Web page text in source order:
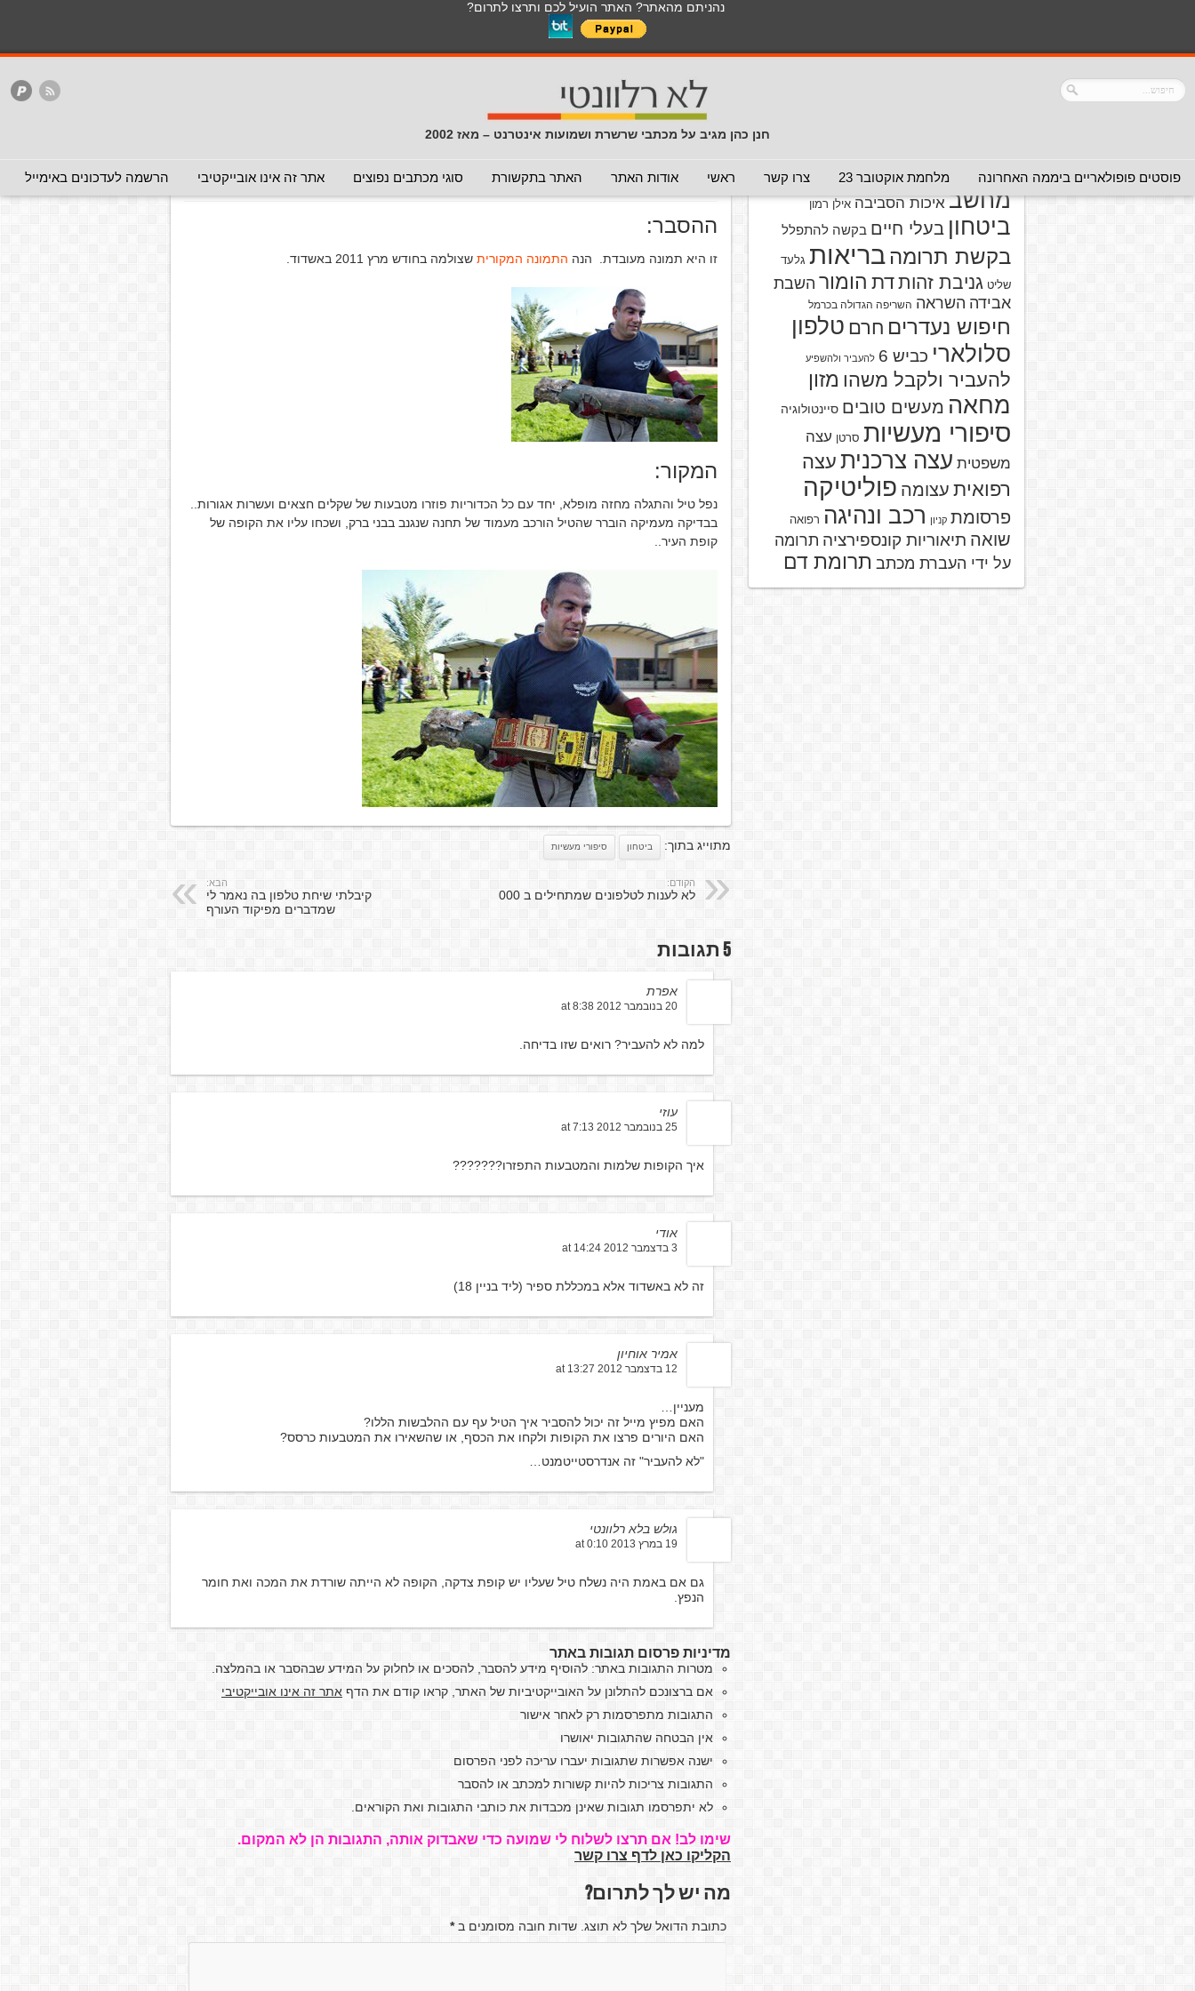
נהניתם מהאתר? האתר הועיל לכם ותרצו לתרום?
חנן כהן מגיב על מכתבי שרשרת ושמועות אינטרנט – מאז 2002
פוסטים פופולאריים ביממה האחרונה מלחמת אוקטובר 23 צרו קשר ראשי אודות האתר האתר בתקשורת סוגי מכתבים נפוצים אתר זה אינו אובייקטיבי הרשמה לעדכונים באימייל
לכל התכנים באתר בנושא נגיף הקורונה
כללי מכתב חוזר מכתבים נפוצים המלצה - לא להעביר המלצה - אפשר להעביר
המלצה - לכאן ולכאן
הנך כאן:דף הבית/המלצה - לא להעביר/טיל עם קופות צדקה
ההסבר:
זו היא תמונה מעובדת. הנה התמונה המקורית שצולמה בחודש מרץ 2011 באשדוד.
המקור:
נפל טיל והתגלה מחזה מופלא, יחד עם כל הכדוריות פוזרו מטבעות של שקלים חצאים ועשרות אגורות..
בבדיקה מעמיקה הוברר שהטיל הורכב מעמוד של תחנה שנגנב בבני ברק, ושכחו עליו את הקופה של
קופת העיר..
מתוייג בתוך: ביטחון סיפורי מעשיות
הקודם:
לא לענות לטלפונים שמתחילים ב 000
הבא:
קיבלתי שיחת טלפון בה נאמר לי
שמדברים מפיקוד העורף
5 תגובות
אפרת
20 בנובמבר 2012 at 8:38
למה לא להעביר? רואים שזו בדיחה.
עוזי
25 בנובמבר 2012 at 7:13
איך הקופות שלמות והמטבעות התפזרו???????
אודי
3 בדצמבר 2012 at 14:24
זה לא באשדוד אלא במכללת ספיר (ליד בניין 18)
אמיר אוחיון
12 בדצמבר 2012 at 13:27
מעניין…
האם מפיץ מייל זה יכול להסביר איך הטיל עף עם ההלבשות הללו?
האם היורים פרצו את הקופות ולקחו את הכסף, או שהשאירו את המטבעות כרסס?
"לא להעביר" זה אנדרסטייטמנט…
גולש בלא רלוונטי
19 במרץ 2013 at 0:10
גם אם באמת היה נשלח טיל שעליו יש קופת צדקה, הקופה לא הייתה שורדת את המכה ואת חומר
הנפץ.
מדיניות פרסום תגובות באתר
מטרות התגובות באתר: להוסיף מידע להסבר, להסכים או לחלוק על המידע שבהסבר או בהמלצה.
אם ברצונכם להתלונן על האובייקטיביות של האתר, קראו קודם את הדף אתר זה אינו אובייקטיבי
התגובות מתפרסמות רק לאחר אישור
אין הבטחה שהתגובות יאושרו
ישנה אפשרות שתגובות יעברו עריכה לפני הפרסום
התגובות צריכות להיות קשורות למכתב או להסבר
לא יתפרסמו תגובות שאינן מכבדות את כותבי התגובות ואת הקוראים.
שימו לב! אם תרצו לשלוח לי שמועה כדי שאבדוק אותה, התגובות הן לא המקום.
הקליקו כאן לדף צרו קשר
מה יש לך לתרום?
כתובת הדואל שלך לא תוצג. שדות חובה מסומנים ב*
מפני מוצריםאזהרת וירוס
מחשב איכות הסביבה אילן רמון
ביטחון בעלי חיים בקשה להתפלל
בקשת תרומהבריאות גלעד
שליט גניבת זהותדת הומור השבת
אבידה השראה השריפה הגדולה בכרמל
חיפוש נעדרים חרם טלפון
סלולארי כביש 6 להעביר ולהשפיע
להעביר ולקבל משהו מזון
מחאה מעשים טובים סיינטולוגיה
סיפורי מעשיות סרטן עצה
משפטית עצה צרכנית עצה
רפואית עצומה פוליטיקה
פרסומת קניון רכב ונהיגה רפואה
שואה תיאוריות קונספירציה תרומה
על ידי העברת מכתב תרומת דם